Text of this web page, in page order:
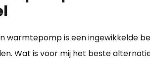
warmtepomp is een ingewikkelde
Wat is voor mij het beste